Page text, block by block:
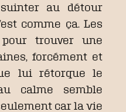
au détour
comme ça. Les
trouver une
forcément et
lui rétorque le
calme semble
car la vie